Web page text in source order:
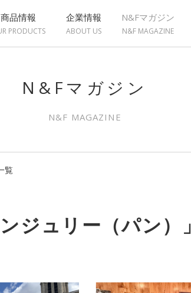
商品情報
PRODUCTS
企業情報
ABOUT US
N&Fマガジン
N&F MAGAZINE
N&Fマガジン
N&F MAGAZINE
覧
ンジュリー（パン